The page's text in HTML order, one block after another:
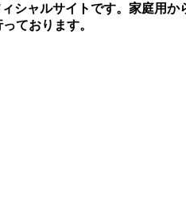
シャルサイトです。家庭用か
ております。